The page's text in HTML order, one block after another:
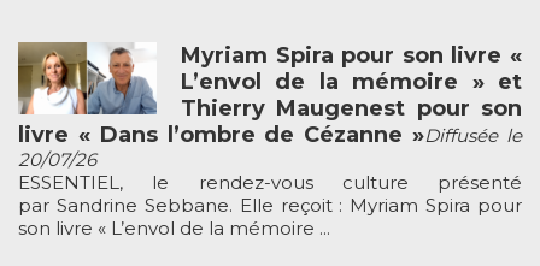
Myriam Spira pour son livre «
L’envol de la mémoire » et
Thierry Maugenest pour son
livre « Dans l’ombre de Cézanne »Diffusée le
20/07/26
ESSENTIEL, le rendez-vous culture présenté
par Sandrine Sebbane. Elle reçoit : Myriam Spira pour
son livre « L’envol de la mémoire ...